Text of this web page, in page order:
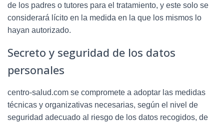
de los padres o tutores para el tratamiento, y este solo se
considerará lícito en la medida en la que los mismos lo
hayan autorizado.
Secreto y seguridad de los datos
personales
centro-salud.com se compromete a adoptar las medidas
técnicas y organizativas necesarias, según el nivel de
seguridad adecuado al riesgo de los datos recogidos, de